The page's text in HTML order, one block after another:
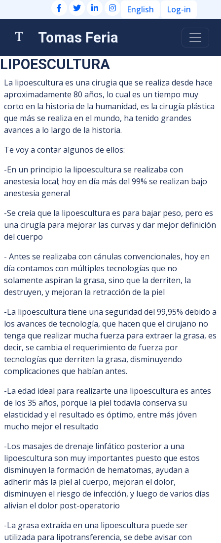
English Log-in
Tomas Feria
LIPOESCULTURA
La lipoescultura es una cirugia que se realiza desde hace
aproximadamente 80 años, lo cual es un tiempo muy
corto en la historia de la humanidad, es la cirugía plástica
que más se realiza en el mundo, ha tenido grandes
avances a lo largo de la historia.
Te voy a contar algunos de ellos:
-En un principio la lipoescultura se realizaba con
anestesia local; hoy en día más del 99% se realizan bajo
anestesia general
-Se creía que la lipoescultura es para bajar peso, pero es
una cirugía para mejorar las curvas y dar mejor definición
del cuerpo
- Antes se realizaba con cánulas convencionales, hoy en
día contamos con múltiples tecnologías que no
solamente aspiran la grasa, sino que la derriten, la
destruyen, y mejoran la retracción de la piel
-La lipoescultura tiene una seguridad del 99,95% debido a
los avances de tecnología, que hacen que el cirujano no
tenga que realizar mucha fuerza para extraer la grasa, es
decir, se cambia el requerimiento de fuerza por
tecnologías que derriten la grasa, disminuyendo
complicaciones que habían antes.
-La edad ideal para realizarte una lipoescultura es antes
de los 35 años, porque la piel todavía conserva su
elasticidad y el resultado es óptimo, entre más jóven
mucho mejor el resultado
-Los masajes de drenaje linfático posterior a una
lipoescultura son muy importantes puesto que estos
disminuyen la formación de hematomas, ayudan a
adherir más la piel al cuerpo, mejoran el dolor,
disminuyen el riesgo de infección, y luego de varios días
alivian el dolor post-operatorio
-La grasa extraída en una lipoescultura puede ser
utilizada para lipotransferencia, se debe avisar con